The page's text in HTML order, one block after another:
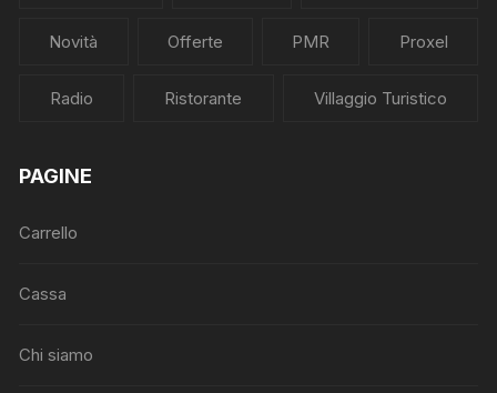
Novità Offerte PMR Proxel
Radio Ristorante Villaggio Turistico
PAGINE
Carrello
Cassa
Chi siamo